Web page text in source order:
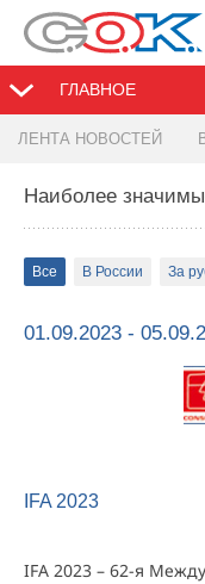
ГЛАВНОЕ
ЛЕНТА НОВОСТЕЙ
Наиболее
Все В России За
01.09.2023 -
IFA 2023
IFA 2023 – 62-я